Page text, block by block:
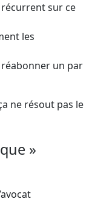
récurrent sur ce
les
un par
ne résout pas le
»